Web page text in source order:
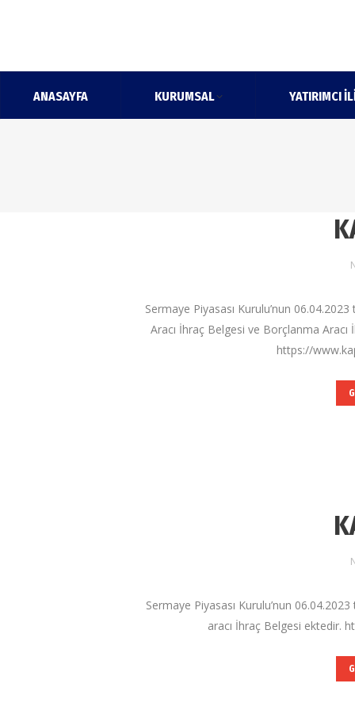
ANASAYFA KURUMSAL YATIRIMCI
Sermaye Piyasası Kurulu’nun
Aracı İhraç Belgesi ve Borçlanma
https://
Sermaye Piyasası Kurulu’nun
aracı İhraç Belgesi ektedir.